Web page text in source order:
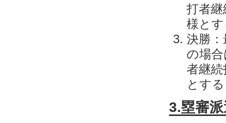
打者
様と
決勝
の場
者継
とす
3.塁審